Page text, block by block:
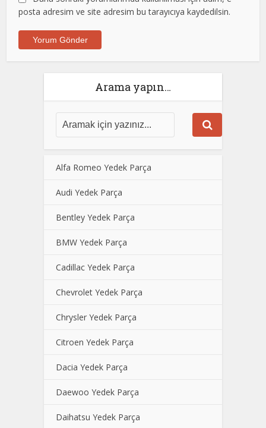
posta adresim ve site adresim bu tarayıcıya kaydedilsin.
Arama yapın…
Alfa Romeo Yedek Parça
Audi Yedek Parça
Bentley Yedek Parça
BMW Yedek Parça
Cadillac Yedek Parça
Chevrolet Yedek Parça
Chrysler Yedek Parça
Citroen Yedek Parça
Dacia Yedek Parça
Daewoo Yedek Parça
Daihatsu Yedek Parça